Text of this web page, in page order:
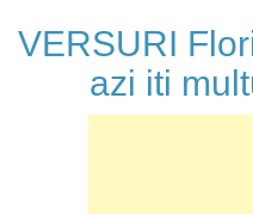
VERSURI
azi iti